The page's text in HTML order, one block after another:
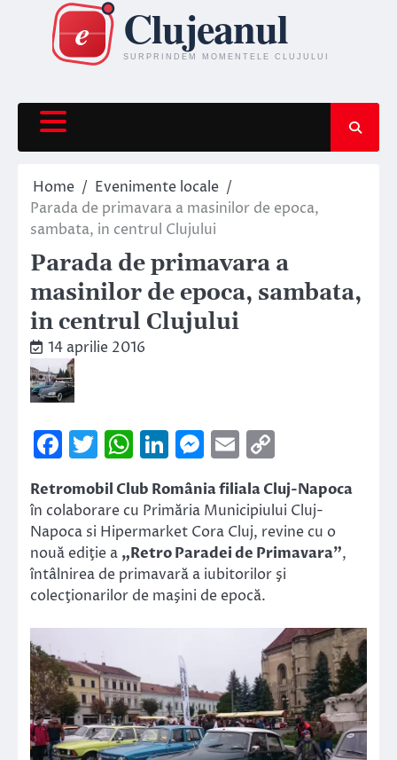
content
Home
Evenimente locale
Parada de primavara a masinilor de epoca,
sambata, in centrul Clujului
Parada de primavara a
masinilor de epoca, sambata,
in centrul Clujului
14 aprilie 2016
Facebook
Twitter
WhatsApp
LinkedIn
Messenger
Email
Link
Retromobil Club România filiala Cluj-Napoca
în colaborare cu Primăria Municipiului Cluj-
Napoca si Hipermarket Cora Cluj, revine cu o
nouă ediţie a „Retro Paradei de Primavara”,
întâlnirea de primavară a iubitorilor şi
colecţionarilor de maşini de epocă.